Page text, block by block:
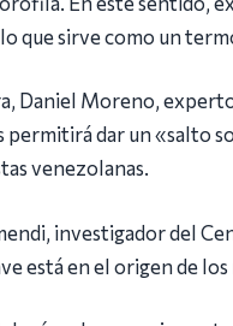
que sirve como un
Daniel Moreno,
permitirá dar un «salto
venezolanas.
investigador del
está en el origen de los